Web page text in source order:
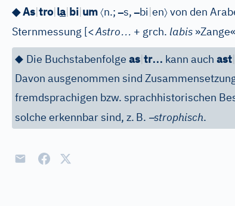
◆ As|tro|la|bi|um〈n.;–s,–bi|en〉von den
Sternmessung [<Astro… + grch. labis »Zange«
◆ Die Buchstabenfolge as|tr… kann auch ast|
Davon ausgenommen sind
fremdsprachigen bzw. sprachhistorischen
solche erkennbar sind, z. B. –strophisch.